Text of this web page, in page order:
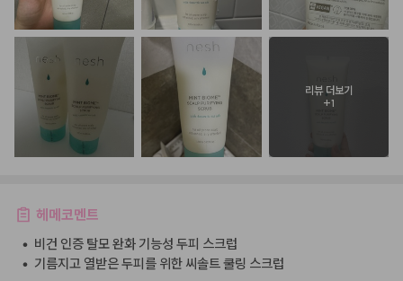
리뷰 더보기
+1
헤메코멘트
• 비건 인증 탈모 완화 기능성 두피 스크럽
• 기름지고 열받은 두피를 위한 씨솔트 쿨링 스크럽